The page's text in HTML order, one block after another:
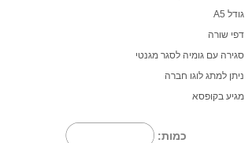
גודל A5
דפי שורה
סגירה עם גומיה לסגר מגנטי
ניתן למתג לוגו חברה
מגיע בקופסא
כמות: